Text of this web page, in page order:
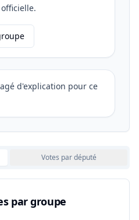
d'explication pour ce
Votes par député
par groupe